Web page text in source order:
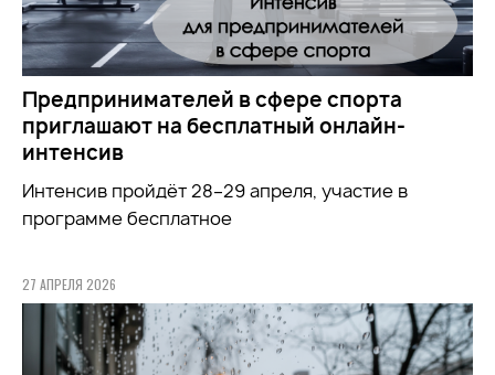
Предпринимателей в сфере спорта
приглашают на бесплатный онлайн-
интенсив
Интенсив пройдёт 28–29 апреля, участие в
программе бесплатное
27 АПРЕЛЯ 2026